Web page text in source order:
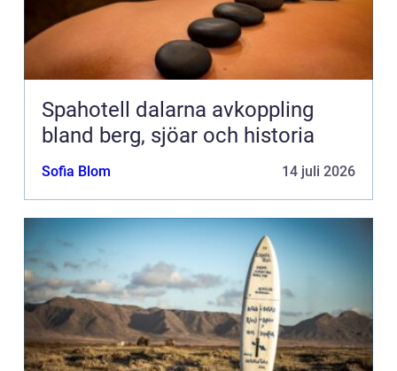
Spahotell dalarna avkoppling
bland berg, sjöar och historia
Sofia Blom 14 juli 2026